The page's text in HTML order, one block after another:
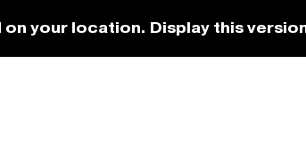
your location. Display this